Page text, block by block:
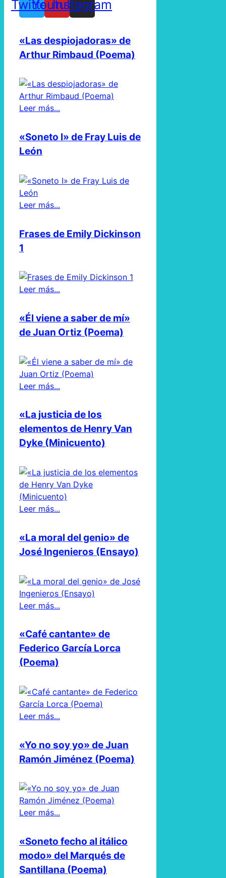
TwitterYoutube
Instagram
«Las despiojadoras» de
Arthur Rimbaud (Poema)
Leer más...
«Soneto I» de Fray Luis de
León
Leer más...
Frases de Emily Dickinson
1
Leer más...
«Él viene a saber de mí»
de Juan Ortiz (Poema)
Leer más...
«La justicia de los
elementos de Henry Van
Dyke (Minicuento)
Leer más...
«La moral del genio» de
José Ingenieros (Ensayo)
Leer más...
«Café cantante» de
Federico García Lorca
(Poema)
Leer más...
«Yo no soy yo» de Juan
Ramón Jiménez (Poema)
Leer más...
«Soneto fecho al itálico
modo» del Marqués de
Santillana (Poema)